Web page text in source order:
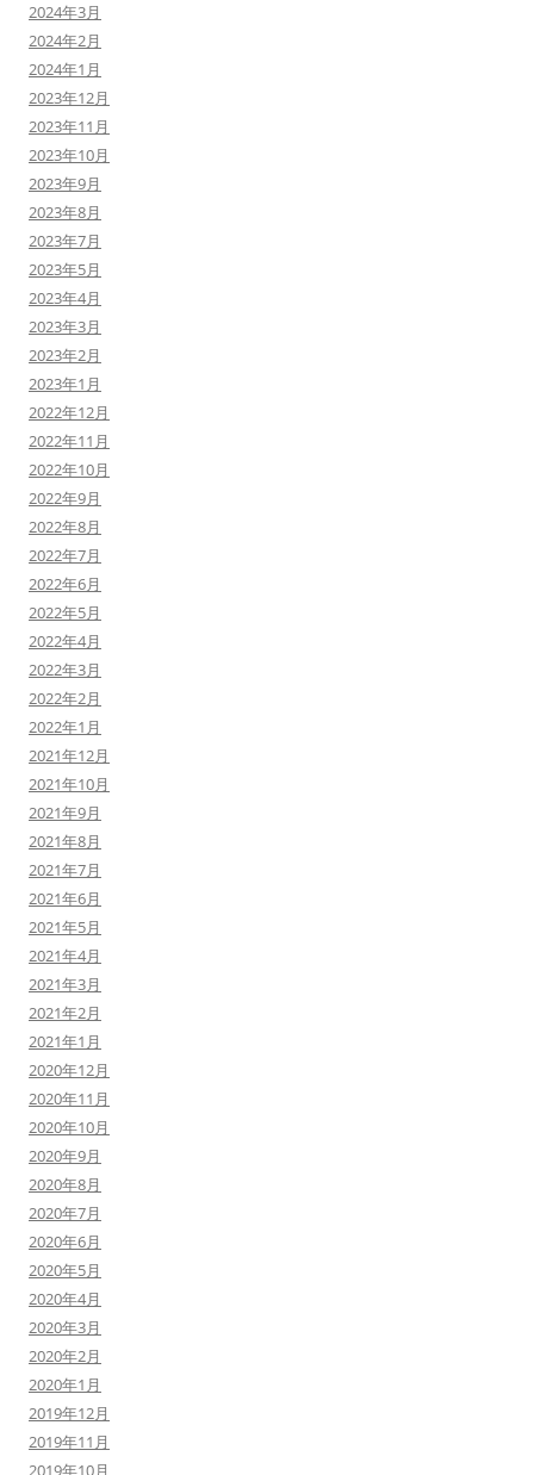
2024年3月
2024年2月
2024年1月
2023年12月
2023年11月
2023年10月
2023年9月
2023年8月
2023年7月
2023年5月
2023年4月
2023年3月
2023年2月
2023年1月
2022年12月
2022年11月
2022年10月
2022年9月
2022年8月
2022年7月
2022年6月
2022年5月
2022年4月
2022年3月
2022年2月
2022年1月
2021年12月
2021年10月
2021年9月
2021年8月
2021年7月
2021年6月
2021年5月
2021年4月
2021年3月
2021年2月
2021年1月
2020年12月
2020年11月
2020年10月
2020年9月
2020年8月
2020年7月
2020年6月
2020年5月
2020年4月
2020年3月
2020年2月
2020年1月
2019年12月
2019年11月
2019年10月